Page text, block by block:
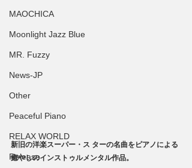
MAOCHICA
Moonlight Jazz Blue
MR. Fuzzy
News-JP
Other
Peaceful Piano
RELAX WORLD
Release
新旧の洋楽スーパー・ス ターの名曲をピアノによる
癒やしのインストゥルメンタル作品。